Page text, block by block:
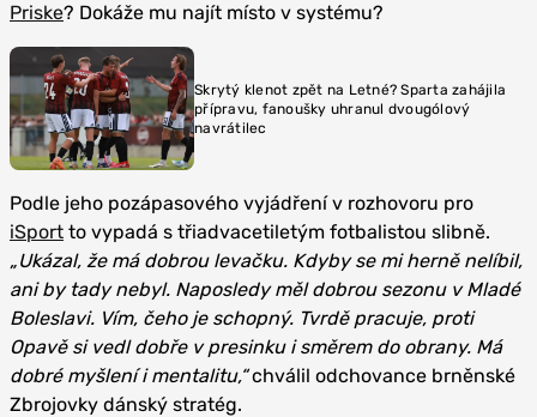
Priske? Dokáže mu najít místo v systému?
Skrytý klenot zpět na Letné? Sparta zahájila
přípravu, fanoušky uhranul dvougólový
navrátilec
Podle jeho pozápasového vyjádření v rozhovoru pro
iSport to vypadá s třiadvacetiletým fotbalistou slibně.
„Ukázal, že má dobrou levačku. Kdyby se mi herně nelíbil,
ani by tady nebyl. Naposledy měl dobrou sezonu v Mladé
Boleslavi. Vím, čeho je schopný. Tvrdě pracuje, proti
Opavě si vedl dobře v presinku i směrem do obrany. Má
dobré myšlení i mentalitu,“chválil odchovance brněnské
Zbrojovky dánský stratég.